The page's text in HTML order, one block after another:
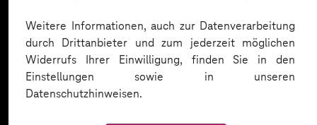
Weitere Informationen, auch zur Datenverarbeitung
durch Drittanbieter und zum jederzeit möglichen
Widerrufs Ihrer Einwilligung, finden Sie in den
Einstellungen sowie in unseren
Datenschutzhinweisen.